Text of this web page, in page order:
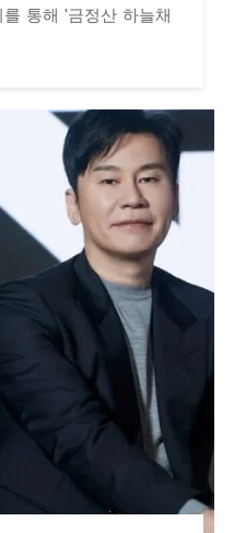
통해 '금정산 하늘채